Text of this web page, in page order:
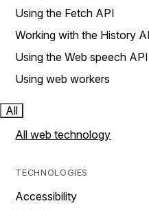
Using the Fetch API
Working with the History
Using the Web speech API
Using web workers
All
All web technology
TECHNOLOGIES
Accessibility